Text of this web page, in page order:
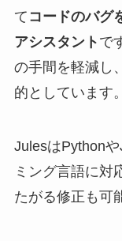
て コードのバグ
アシスタント で
の手間を軽減し
的としています。
JulesはPython
ミング言語に対
たがる修正も可